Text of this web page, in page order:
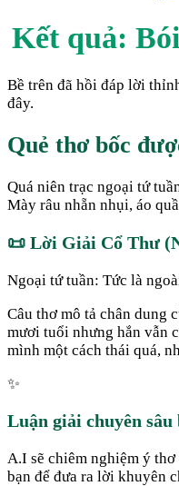
Kết quả:
Bề trên đã hồi đáp lời
đây.
Quẻ thơ bốc
Quá niên trạc ngoại tứ
Mày râu nhẵn nhụi, áo
📜 Lời Giải Cổ Thư
Ngoại tứ tuần: Tức là
Câu thơ mô tả chân dung
mươi tuổi nhưng hắn vẫn
mình một cách thái quá,
✨
Luận giải chuyên sâu
A.I sẽ chiêm nghiệm ý
bạn để đưa ra lời khuyên